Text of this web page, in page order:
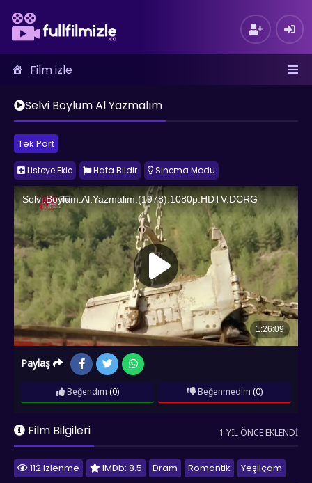
Film izle
Selvi Boylum Al Yazmalım
Tek Part
Listeye Ekle Hata Bildir Sinema Modu
Paylaş
Beğendim (0) Beğenmedim (0)
Film Bilgileri 1 YIL ÖNCE EKLENDI
112 izlenme IMDb: 8.5 Dram Romantik
Yeşilçam